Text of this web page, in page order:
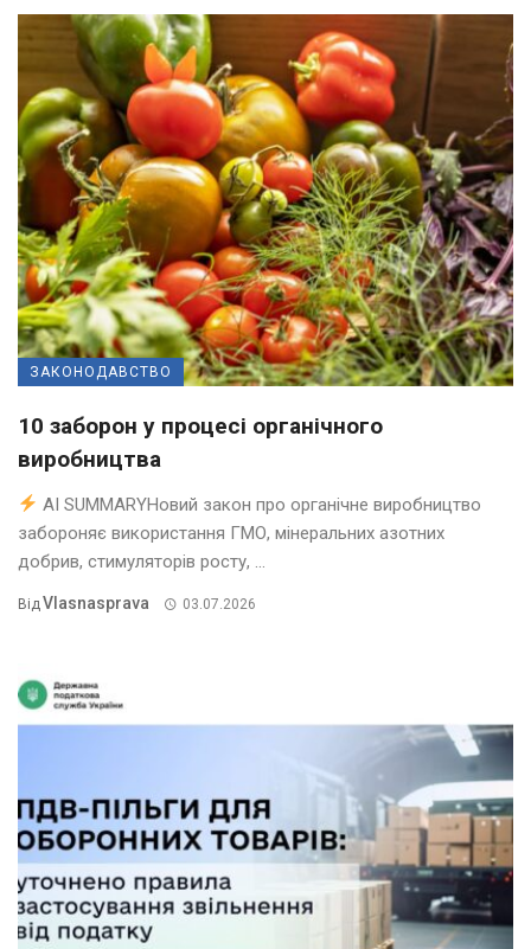
ЗАКОНОДАВСТВО
10 заборон у процесі органічного
виробництва
AI SUMMARYНовий закон про органічне виробництво
забороняє використання ГМО, мінеральних азотних
добрив, стимуляторів росту, ...
ВідVlasnasprava 03.07.2026